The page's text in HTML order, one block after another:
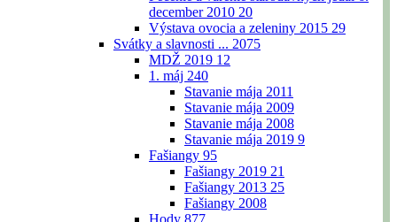
december 2010 20
Výstava ovocia a zeleniny 2015 29
Svátky a slavnosti ... 2075
MDŽ 2019 12
1. máj 240
Stavanie mája 2011
Stavanie mája 2009
Stavanie mája 2008
Stavanie mája 2019 9
Fašiangy 95
Fašiangy 2019 21
Fašiangy 2013 25
Fašiangy 2008
Hody 877